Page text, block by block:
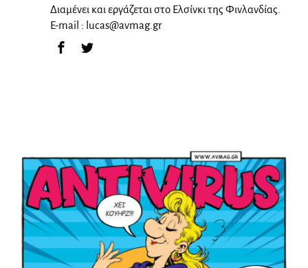
Διαμένει και εργάζεται στο Ελσίνκι της Φινλανδίας.
E-mail : lucas@avmag.gr